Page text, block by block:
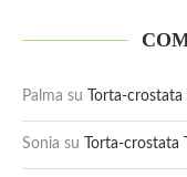
Palma su Torta-
Sonia su Torta-